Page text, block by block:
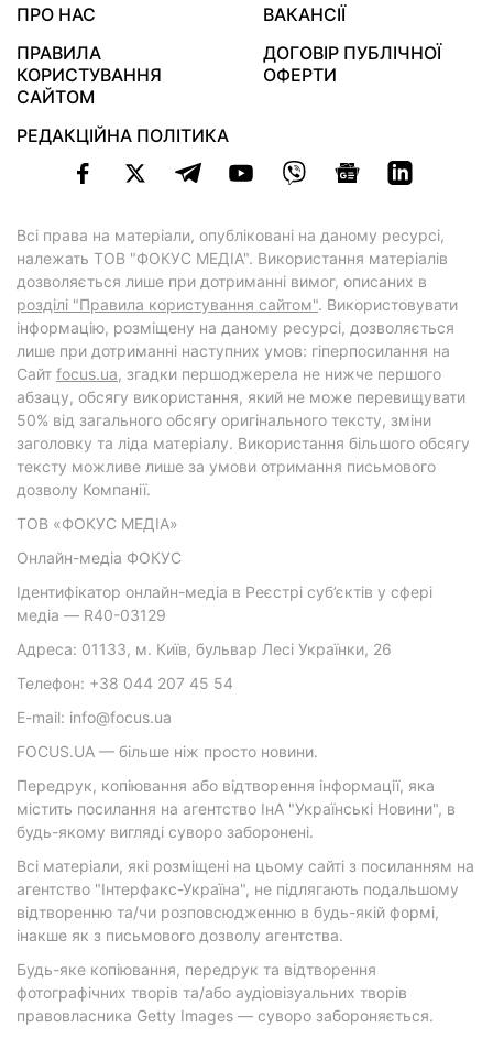
ПРО НАС
ВАКАНСІЇ
ПРАВИЛА
КОРИСТУВАННЯ
САЙТОМ
ДОГОВІР ПУБЛІЧНОЇ
ОФЕРТИ
РЕДАКЦІЙНА ПОЛІТИКА
Всі права на матеріали, опубліковані на даному ресурсі,
належать ТОВ "ФОКУС МЕДІА". Використання матеріалів
дозволяється лише при дотриманні вимог, описаних в
розділі "Правила користування сайтом". Використовувати
інформацію, розміщену на даному ресурсі, дозволяється
лише при дотриманні наступних умов: гіперпосилання на
Cайт focus.ua, згадки першоджерела не нижче першого
абзацу, обсягу використання, який не може перевищувати
50% від загального обсягу оригінального тексту, зміни
заголовку та ліда матеріалу. Використання більшого обсягу
тексту можливе лише за умови отримання письмового
дозволу Компанії.
ТОВ «ФОКУС МЕДІА»
Онлайн-медіа ФОКУС
Ідентифікатор онлайн-медіа в Реєстрі суб’єктів у сфері
медіа — R40-03129
Адреса: 01133, м. Київ, бульвар Лесі Українки, 26
Телефон: +38 044 207 45 54
E-mail: info@focus.ua
FOCUS.UA — більше ніж просто новини.
Передрук, копіювання або відтворення інформації, яка
містить посилання на агентство ІнА "Українські Новини", в
будь-якому вигляді суворо заборонені.
Всі матеріали, які розміщені на цьому сайті з посиланням на
агентство "Інтерфакс-Україна", не підлягають подальшому
відтворенню та/чи розповсюдженню в будь-якій формі,
інакше як з письмового дозволу агентства.
Будь-яке копіювання, передрук та відтворення
фотографічних творів та/або аудіовізуальних творів
правовласника Getty Images — суворо забороняється.